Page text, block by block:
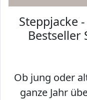
Steppjacke
Bestseller
Ob jung oder
ganze Jahr